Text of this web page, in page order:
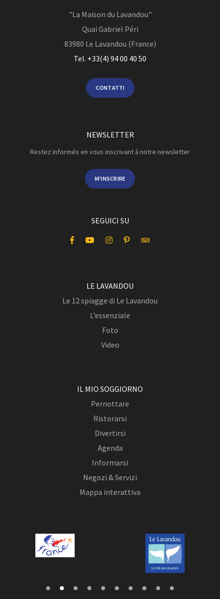
"La Maison du Lavandou"
Quai Gabriel Péri
83980 Le Lavandou (France)
Tel. +33(4) 94 00 40 50
CONTATTI
NEWSLETTER
Restez informés en vous inscrivant à notre newsletter
M'INSCRIRE
SEGUICI SU
LE LAVANDOU
Le 12 spiagge di Le Lavandou
L’essenziale
Foto
Video
IL MIO SOGGIORNO
Pernottare
Ristorarsi
Divertirsi
Agenda
Informarsi
Negozi & Servizi
Mappa interattiva